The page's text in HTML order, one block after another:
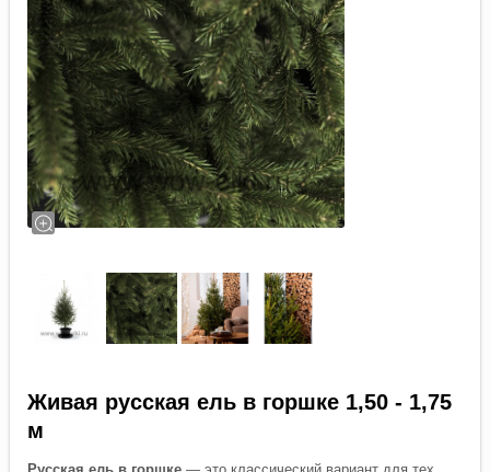
Живая русская ель в горшке 1,50 - 1,75
м